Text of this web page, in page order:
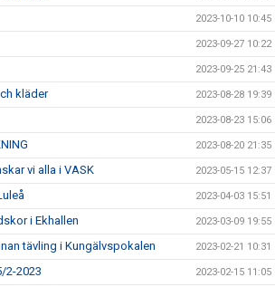
2023-10-10 10:45
2023-09-27 10:22
2023-09-25 21:43
kläder 2023-08-28 19:39
2023-08-23 15:06
2023-08-20 21:35
vi alla i VASK 2023-05-15 12:37
2023-04-03 15:51
i Ekhallen 2023-03-09 19:55
tävling i Kungälvspokalen 2023-02-21 10:31
2-2023 2023-02-15 11:05